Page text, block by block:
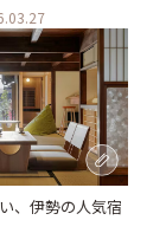
、伊勢の人気宿